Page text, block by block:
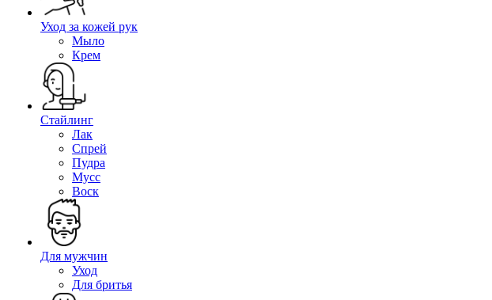
Уход за кожей рук
Мыло
Крем
Стайлинг
Лак
Спрей
Пудра
Мусс
Воск
Для мужчин
Уход
Для бритья